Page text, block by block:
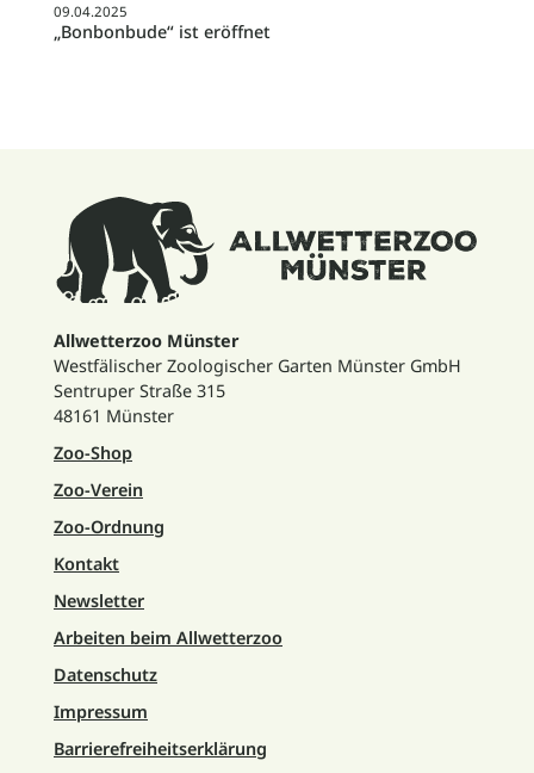
09.04.2025
„Bonbonbude“ ist eröffnet
Allwetterzoo Münster
Westfälischer Zoologischer Garten Münster GmbH
Sentruper Straße 315
48161 Münster
Zoo-Shop
Zoo-Verein
Zoo-Ordnung
Kontakt
Newsletter
Arbeiten beim Allwetterzoo
Datenschutz
Impressum
Barrierefreiheitserklärung